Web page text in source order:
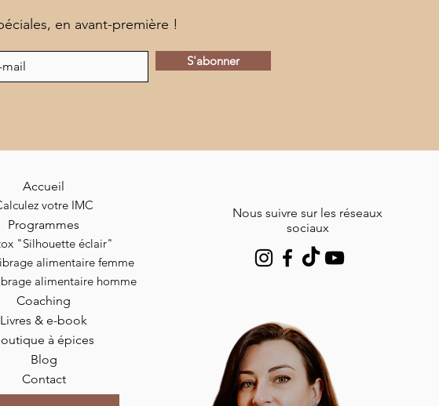
en avant-première !
S'abonner
Accueil
votre IMC
Programmes
"Silhouette éclair"
alimentaire femme
alimentaire homme
Coaching
Livres & e-book
à épices
Blog
Contact
Nous suivre sur les réseaux
sociaux